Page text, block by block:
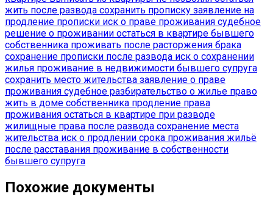
жить после развода сохранить прописку заявление на
продление прописки иск о праве проживания судебное
решение о проживании остаться в квартире бывшего
собственника проживать после расторжения брака
сохранение прописки после развода иск о сохранении
жилья проживание в недвижимости бывшего супруга
сохранить место жительства заявление о праве
проживания судебное разбирательство о жилье право
жить в доме собственника продление права
проживания остаться в квартире при разводе
жилищные права после развода сохранение места
жительства иск о продлении срока проживания жильё
после расставания проживание в собственности
бывшего супруга
Похожие документы